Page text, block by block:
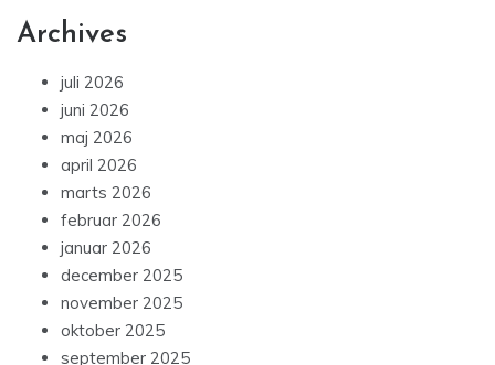
Archives
juli 2026
juni 2026
maj 2026
april 2026
marts 2026
februar 2026
januar 2026
december 2025
november 2025
oktober 2025
september 2025